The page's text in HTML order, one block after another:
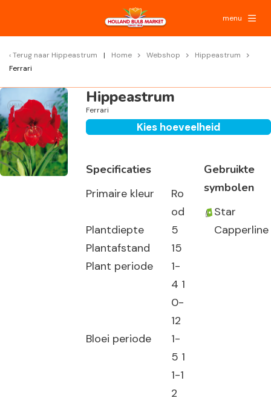
menu
Terug naar Hippeastrum Home Webshop
Hippeastrum
Ferrari
Hippeastrum
Ferrari
Kies hoeveelheid
Specificaties
Primaire kleur
Ro
od
Plantdiepte
5
Plantafstand
15
Plant periode
1-
4 1
0-
12
Bloei periode
1-
5 1
1-1
2
Gebruikte
symbolen
Star
Capperline